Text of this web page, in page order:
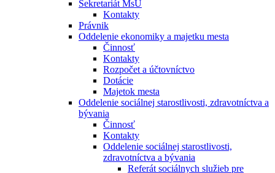
Sekretariát MsÚ
Kontakty
Právnik
Oddelenie ekonomiky a majetku mesta
Činnosť
Kontakty
Rozpočet a účtovníctvo
Dotácie
Majetok mesta
Oddelenie sociálnej starostlivosti, zdravotníctva a
bývania
Činnosť
Kontakty
Oddelenie sociálnej starostlivosti,
zdravotníctva a bývania
Referát sociálnych služieb pre